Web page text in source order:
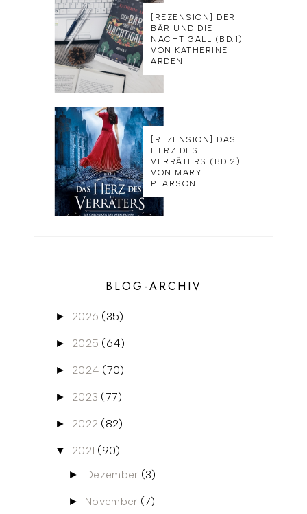
[REZENSION] DER
BÄR UND DIE
NACHTIGALL (BD.1)
VON KATHERINE
ARDEN
[REZENSION] DAS
HERZ DES
VERRÄTERS (BD.2)
VON MARY E.
PEARSON
BLOG-ARCHIV
► 2026 (35)
► 2025 (64)
► 2024 (70)
► 2023 (77)
► 2022 (82)
▼ 2021 (90)
► Dezember (3)
► November (7)